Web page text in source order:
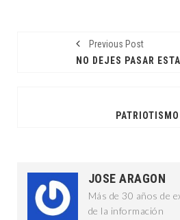
Previous Post
JOSE ARAGON
Más de 30 años de
de la información